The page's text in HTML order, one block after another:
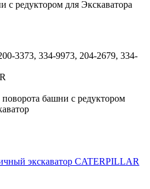
с редуктором для Экскаватора
3373, 334-9973, 204-2679, 334-
башни с редуктором